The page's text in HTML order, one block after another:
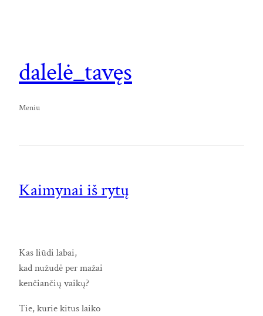
dalelė_tavęs
Meniu
Kaimynai iš rytų
Kas liūdi labai,
kad nužudė per mažai
kenčiančių vaikų?
Tie, kurie kitus laiko